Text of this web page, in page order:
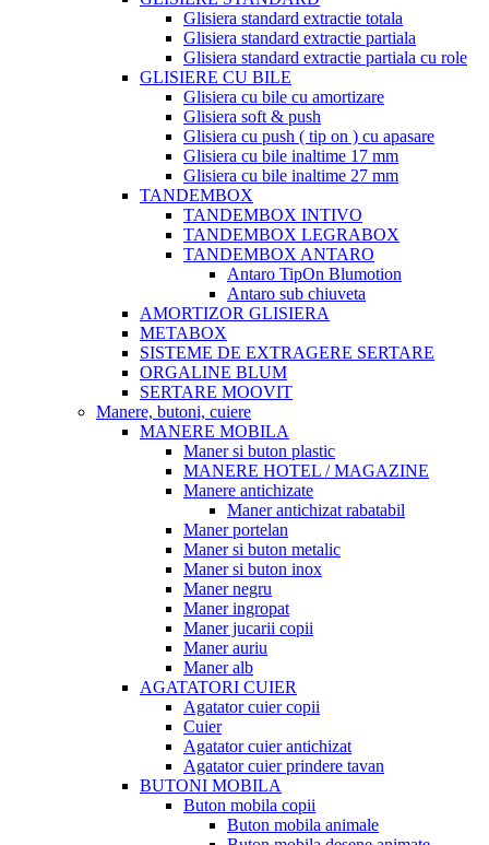
Glisiera standard extractie totala
Glisiera standard extractie partiala
Glisiera standard extractie partiala cu role
GLISIERE CU BILE
Glisiera cu bile cu amortizare
Glisiera soft & push
Glisiera cu push ( tip on ) cu apasare
Glisiera cu bile inaltime 17 mm
Glisiera cu bile inaltime 27 mm
TANDEMBOX
TANDEMBOX INTIVO
TANDEMBOX LEGRABOX
TANDEMBOX ANTARO
Antaro TipOn Blumotion
Antaro sub chiuveta
AMORTIZOR GLISIERA
METABOX
SISTEME DE EXTRAGERE SERTARE
ORGALINE BLUM
SERTARE MOOVIT
Manere, butoni, cuiere
MANERE MOBILA
Maner si buton plastic
MANERE HOTEL / MAGAZINE
Manere antichizate
Maner antichizat rabatabil
Maner portelan
Maner si buton metalic
Maner si buton inox
Maner negru
Maner ingropat
Maner jucarii copii
Maner auriu
Maner alb
AGATATORI CUIER
Agatator cuier copii
Cuier
Agatator cuier antichizat
Agatator cuier prindere tavan
BUTONI MOBILA
Buton mobila copii
Buton mobila animale